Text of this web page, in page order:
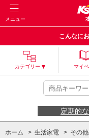
メニュー
こんなに
カテゴリー マイ
定期的
ホーム > 生活家電 > その